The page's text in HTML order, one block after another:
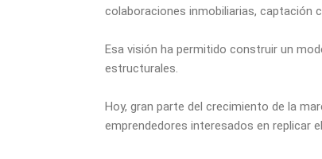
colaboraciones inmobiliarias, captación
Esa visión ha permitido construir un
estructurales.
Hoy, gran parte del crecimiento de la
emprendedores interesados en replicar